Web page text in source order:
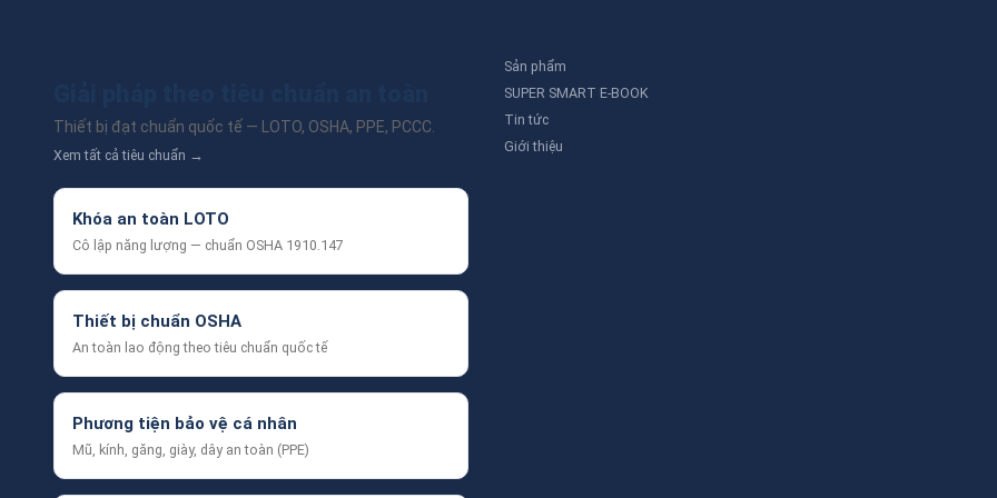
Thiết bị đạt chuẩn quốc tế — LOTO, OSHA, PPE, PCCC.
Xem tất cả tiêu chuẩn →
Khóa an toàn LOTO
Cô lập năng lượng — chuẩn OSHA 1910.147
Thiết bị chuẩn OSHA
An toàn lao động theo tiêu chuẩn quốc tế
Phương tiện bảo vệ cá nhân
Mũ, kính, găng, giày, dây an toàn (PPE)
Sản phẩm
SUPER SMART E-BOOK
Tin tức
Giới thiệu